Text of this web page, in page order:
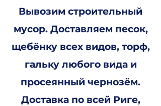
Вывозим строительный
мусор. Доставляем песок,
щебёнку всех видов, торф,
гальку любого вида и
просеянный чернозём.
Доставка по всей Риге,